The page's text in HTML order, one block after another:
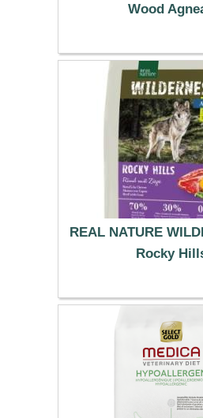
Wood
78.99
REAL NATURE
Rocky
40.99